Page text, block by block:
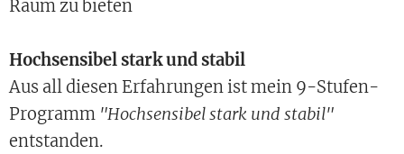
Raum zu bieten
Hochsensibel stark und stabil
Aus all diesen Erfahrungen ist mein 9-Stufen-
Programm "Hochsensibel stark und stabil"
entstanden.